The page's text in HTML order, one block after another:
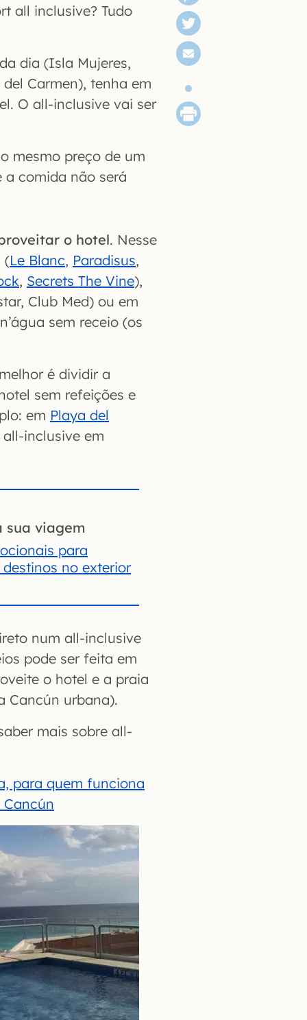
all inclusive? Tudo
dia (Isla Mujeres,
Carmen), tenha em
O all-inclusive vai ser
mesmo preço de um
a comida não será
o hotel. Nesse
(Le Blanc, Paradisus,
, Secrets The Vine),
Club Med) ou em
sem receio (os
é dividir a
sem refeições e
em Playa del
inclusive em
sua viagem
para
no exterior
num all-inclusive
pode ser feita em
o hotel e a praia
Cancún urbana).
mais sobre all-
para quem funciona